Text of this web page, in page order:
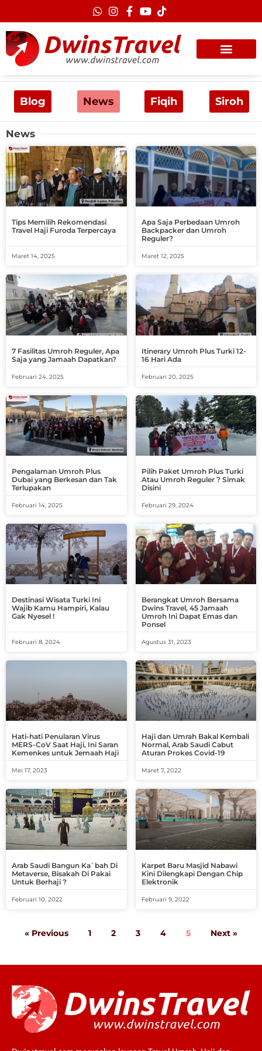
konten
Blog News Fiqih Siroh
News
Tips Memilih Rekomendasi
Travel Haji Furoda Terpercaya
Maret 14, 2025
Apa Saja Perbedaan Umroh
Backpacker dan Umroh
Reguler?
Maret 12, 2025
7 Fasilitas Umroh Reguler, Apa
Saja yang Jamaah Dapatkan?
Februari 24, 2025
Itinerary Umroh Plus Turki 12-
16 Hari Ada
Februari 20, 2025
Pengalaman Umroh Plus
Dubai yang Berkesan dan Tak
Terlupakan
Februari 14, 2025
Pilih Paket Umroh Plus Turki
Atau Umroh Reguler ? Simak
Disini
Februari 29, 2024
Destinasi Wisata Turki Ini
Wajib Kamu Hampiri, Kalau
Gak Nyesel !
Februari 8, 2024
Berangkat Umroh Bersama
Dwins Travel, 45 Jamaah
Umroh Ini Dapat Emas dan
Ponsel
Agustus 31, 2023
Hati-hati Penularan Virus
MERS-CoV Saat Haji, Ini Saran
Kemenkes untuk Jemaah Haji
Mei 17, 2023
Haji dan Umrah Bakal Kembali
Normal, Arab Saudi Cabut
Aturan Prokes Covid-19
Maret 7, 2022
Arab Saudi Bangun Ka`bah Di
Metaverse, Bisakah Di Pakai
Untuk Berhaji ?
Februari 10, 2022
Karpet Baru Masjid Nabawi
Kini Dilengkapi Dengan Chip
Elektronik
Februari 9, 2022
« Previous
Page
1
Page
2
Page
3
Page
4
Page
5 Next »